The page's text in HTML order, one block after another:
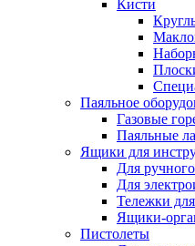
Кисти
Паяльное
Газовые
Паяльные
Ящики для
Для
Для
Тележки
Ящики-
Пистолеты